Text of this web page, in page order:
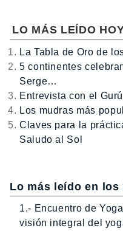
LO MÁS LEÍDO
La Tabla de Oro de
5 continentes
Serge…
Entrevista con el
Los mudras más
Claves para la
Saludo al Sol
Lo más leído en
1.- Encuentro de
visión integral del